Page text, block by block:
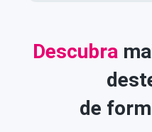
Descubra
de